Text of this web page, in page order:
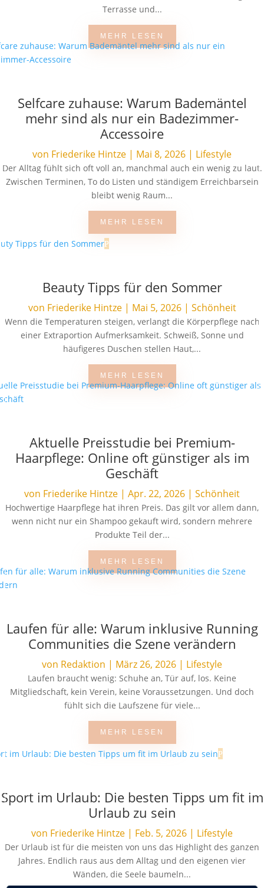
Terrasse und...
MEHR LESEN
Selfcare zuhause: Warum Bademäntel
mehr sind als nur ein Badezimmer-
Accessoire
von Friederike Hintze | Mai 8, 2026 | Lifestyle
Der Alltag fühlt sich oft voll an, manchmal auch ein wenig zu laut.
Zwischen Terminen, To do Listen und ständigem Erreichbarsein
bleibt wenig Raum...
MEHR LESEN
Beauty Tipps für den Sommer
von Friederike Hintze| Mai 5, 2026| Schönheit
Wenn die Temperaturen steigen, verlangt die Körperpflege nach
einer Extraportion Aufmerksamkeit. Schweiß, Sonne und
häufigeres Duschen stellen Haut,...
MEHR LESEN
Aktuelle Preisstudie bei Premium-
Haarpflege: Online oft günstiger als im
Geschäft
von Friederike Hintze | Apr. 22, 2026 | Schönheit
Hochwertige Haarpflege hat ihren Preis. Das gilt vor allem dann,
wenn nicht nur ein Shampoo gekauft wird, sondern mehrere
Produkte Teil der...
MEHR LESEN
Laufen für alle: Warum inklusive Running
Communities die Szene verändern
von Redaktion | März 26, 2026 | Lifestyle
Laufen braucht wenig: Schuhe an, Tür auf, los. Keine
Mitgliedschaft, kein Verein, keine Voraussetzungen. Und doch
fühlt sich die Laufszene für viele...
MEHR LESEN
Sport im Urlaub: Die besten Tipps um fit im
Urlaub zu sein
von Friederike Hintze | Feb. 5, 2026 | Lifestyle
Der Urlaub ist für die meisten von uns das Highlight des ganzen
Jahres. Endlich raus aus dem Alltag und den eigenen vier
Wänden, die Seele baumeln...